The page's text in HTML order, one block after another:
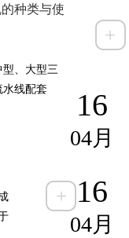
送网带、筛分机
擦实现均匀裹粉，褶
格粉料回收循环利
种类与使
、大型三
线配套
+
16
04月
+ 16
04月